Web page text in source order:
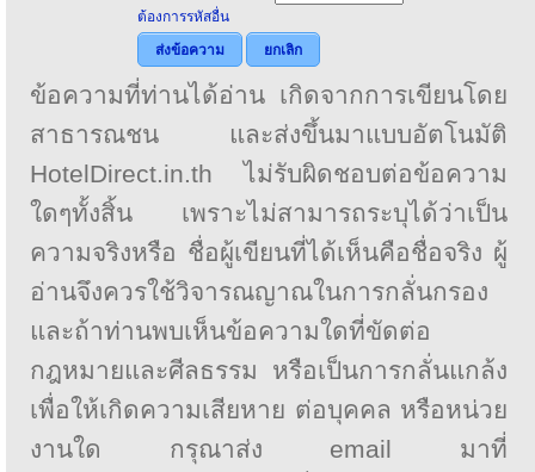
ต้องการรหัสอื่น
ส่งข้อความ
ยกเลิก
ข้อความที่ท่านได้อ่าน เกิดจากการเขียนโดย
สาธารณชน และส่งขึ้นมาแบบอัตโนมัติ
HotelDirect.in.th ไม่รับผิดชอบต่อข้อความ
ใดๆทั้งสิ้น เพราะไม่สามารถระบุได้ว่าเป็น
ความจริงหรือ ชื่อผู้เขียนที่ได้เห็นคือชื่อจริง ผู้
อ่านจึงควรใช้วิจารณญาณในการกลั่นกรอง
และถ้าท่านพบเห็นข้อความใดที่ขัดต่อ
กฎหมายและศีลธรรม หรือเป็นการกลั่นแกล้ง
เพื่อให้เกิดความเสียหาย ต่อบุคคล หรือหน่วย
งานใด กรุณาส่ง email มาที่